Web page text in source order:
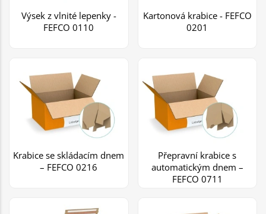
Výsek z vlnité lepenky -
FEFCO 0110
Kartonová krabice - FEFCO
0201
Krabice se skládacím dnem
– FEFCO 0216
Přepravní krabice s
automatickým dnem –
FEFCO 0711